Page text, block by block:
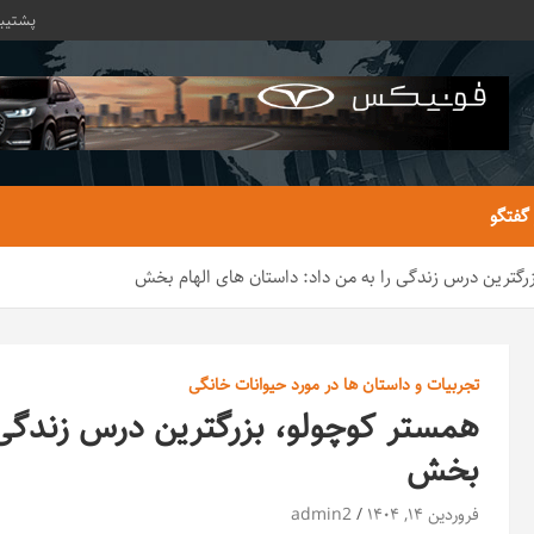
گفتگو
درس زندگی را به من داد: داستان های الهام بخش
تجربیات و داستان ها در مورد حیوانات خانگی
همستر کوچولو، بزرگترین درس
بخش
فروردین ۱۴, ۱۴۰۴ admin2